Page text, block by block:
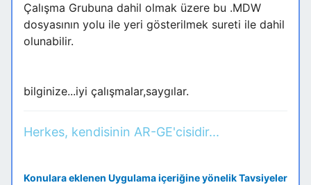
Çalışma Grubuna dahil olmak üzere bu .MDW
dosyasının yolu ile yeri gösterilmek sureti ile dahil
olunabilir.
bilginize...iyi çalışmalar,saygılar.
Herkes, kendisinin AR-GE'cisidir...
Konulara eklenen Uygulama içeriğine yönelik Tavsiyeler